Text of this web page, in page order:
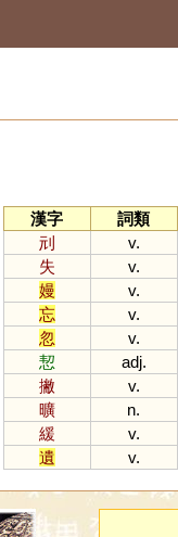
漢字
詞類
刓
v.
失
v.
嫚
v.
忘
v.
忽
v.
恝
adj.
撇
v.
曠
n.
緩
v.
遺
v.